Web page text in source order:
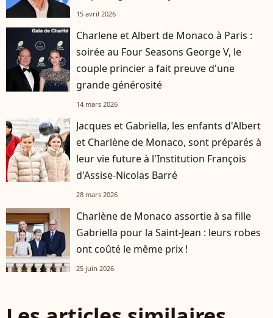
15 avril 2026
Charlene et Albert de Monaco à Paris :
soirée au Four Seasons George V, le
couple princier a fait preuve d'une
grande générosité
14 mars 2026
Jacques et Gabriella, les enfants d'Albert
et Charlène de Monaco, sont préparés à
leur vie future à l'Institution François
d'Assise-Nicolas Barré
28 mars 2026
Charlène de Monaco assortie à sa fille
Gabriella pour la Saint-Jean : leurs robes
ont coûté le même prix !
25 juin 2026